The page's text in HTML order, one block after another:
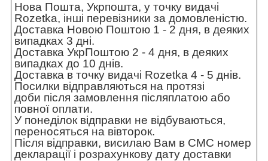
Нова Пошта, Укрпошта, у точку видачі
Rozetka, інші перевізники за домовленістю.
Доставка Новою Поштою 1 - 2 дня, в деяких
випадках 3 дні.
Доставка УкрПоштою 2 - 4 дня, в деяких
випадках до 10 днів.
Доставка в точку видачі Rozetka 4 - 5 днів.
Посилки відправляються на протязі
доби після замовлення післяплатою або
повної оплати.
У понеділок відправки не відбуваються,
переносяться на вівторок.
Після відправки, висилаю Вам в СМС номер
декларації і розрахункову дату доставки